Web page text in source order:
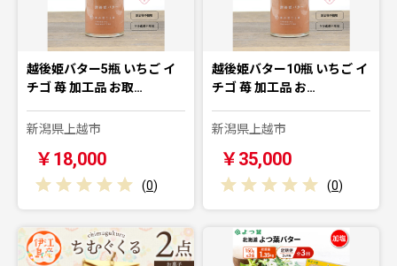
越後姫バター5瓶 いちご イ
チゴ 苺 加工品 お取…
新潟県上越市
￥18,000
(0)
越後姫バター10瓶 いちご イ
チゴ 苺 加工品 お…
新潟県上越市
￥35,000
(0)